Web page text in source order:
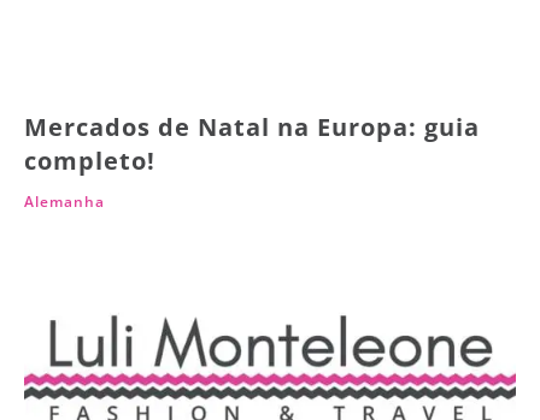
Mercados de Natal na Europa: guia
completo!
Alemanha